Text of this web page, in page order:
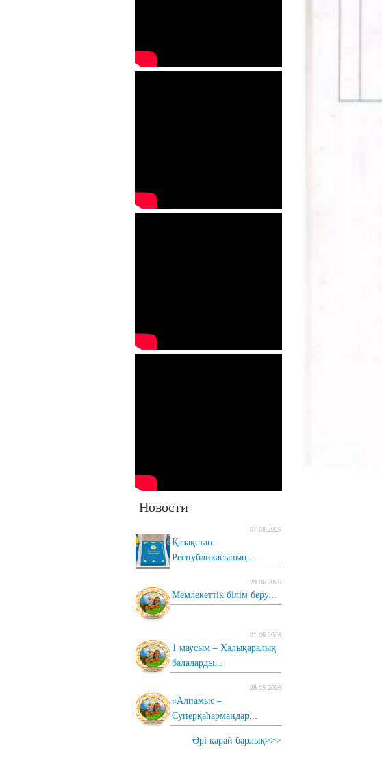
Новости
07.08.2026
Қазақстан
Республикасының...
29.06.2026
Мемлекеттік білім беру...
01.06.2026
1 маусым – Халықаралық
балаларды...
28.05.2026
«Алпамыс –
Суперқаһармандар...
Әрі қарай барлық>>>